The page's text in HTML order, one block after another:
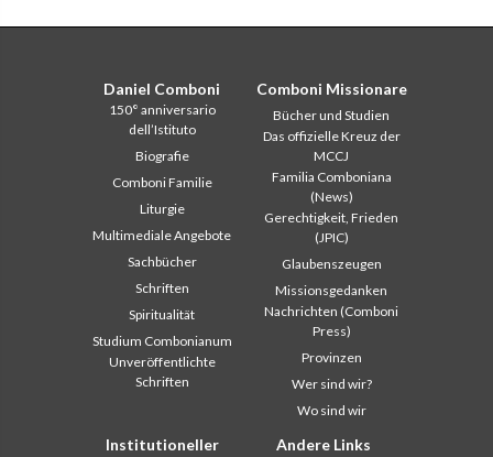
Daniel Comboni
150° anniversario
dell’Istituto
Biografie
Comboni Familie
Liturgie
Multimediale Angebote
Sachbücher
Schriften
Spiritualität
Studium Combonianum
Unveröffentlichte
Schriften
Comboni Missionare
Bücher und Studien
Das offizielle Kreuz der
MCCJ
Familia Comboniana
(News)
Gerechtigkeit, Frieden
(JPIC)
Glaubenszeugen
Missionsgedanken
Nachrichten (Comboni
Press)
Provinzen
Wer sind wir?
Wo sind wir
Institutioneller
Andere Links